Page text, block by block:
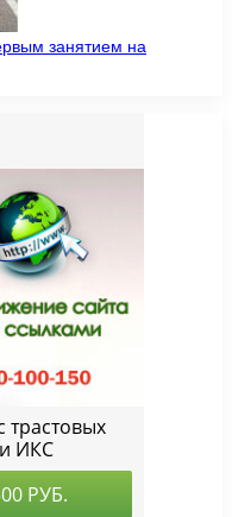
занятием на